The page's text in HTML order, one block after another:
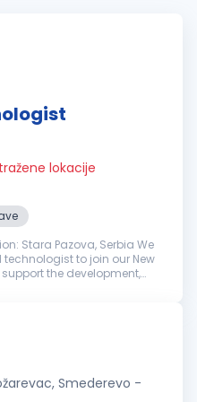
lokacije
Stara Pazova, Serbia We
to join our New
the development,
Smederevo -